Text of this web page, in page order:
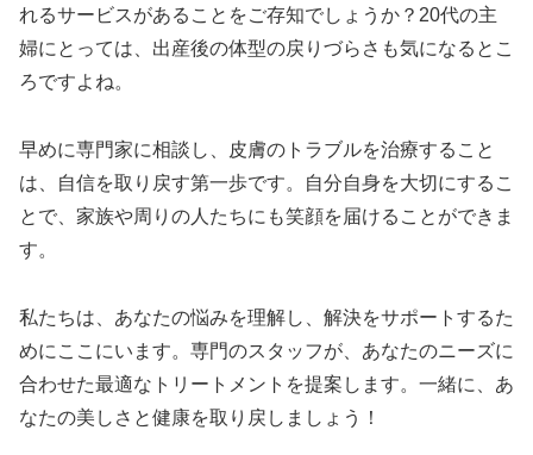
れるサービスがあることをご存知でしょうか？20代の主
婦にとっては、出産後の体型の戻りづらさも気になるとこ
ろですよね。
早めに専門家に相談し、皮膚のトラブルを治療すること
は、自信を取り戻す第一歩です。自分自身を大切にするこ
とで、家族や周りの人たちにも笑顔を届けることができま
す。
私たちは、あなたの悩みを理解し、解決をサポートするた
めにここにいます。専門のスタッフが、あなたのニーズに
合わせた最適なトリートメントを提案します。一緒に、あ
なたの美しさと健康を取り戻しましょう！